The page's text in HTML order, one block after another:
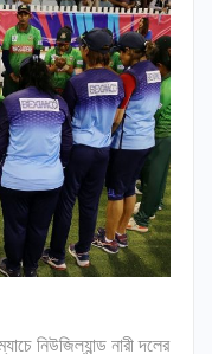
নিউজিল্যান্ড নারী দলের